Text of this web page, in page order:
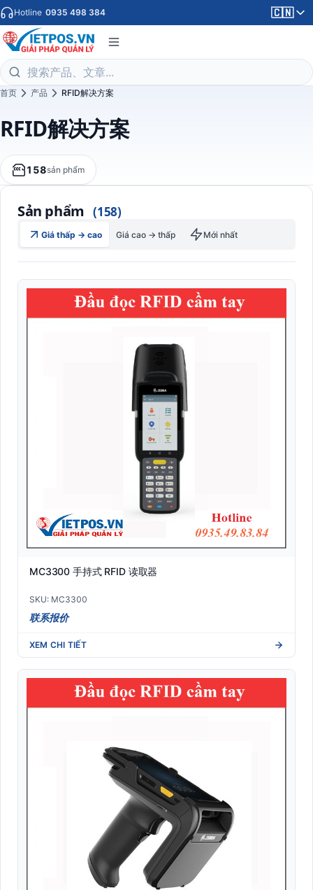
Hotline 0935 498 384 🇨🇳
首页 产品 RFID解决方案
RFID解决方案
158sản phẩm
Sản phẩm (158)
Giá thấp → cao Giá cao → thấp Mới nhất
MC3300 手持式 RFID 读取器
SKU: MC3300
联系报价
XEM CHI TIẾT